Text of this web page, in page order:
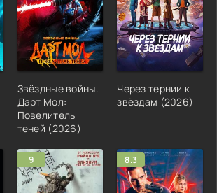
Звёздные войны.
Дарт Мол:
Повелитель
теней (2026)
Через тернии к
звёздам (2026)
9 8.3